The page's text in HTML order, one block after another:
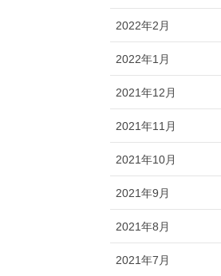
2022年2月
2022年1月
2021年12月
2021年11月
2021年10月
2021年9月
2021年8月
2021年7月